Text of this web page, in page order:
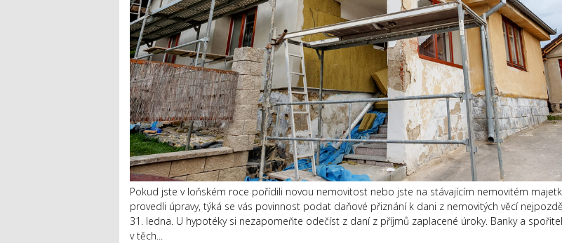
Pokud jste v loňském roce pořídili novou nemovitost nebo jste na stávajícím nemovitém
provedli úpravy, týká se vás povinnost podat daňové přiznání k dani z nemovitých věcí
31. ledna. U hypotéky si nezapomeňte odečíst z daní z příjmů zaplacené úroky. Banky a
v těch...